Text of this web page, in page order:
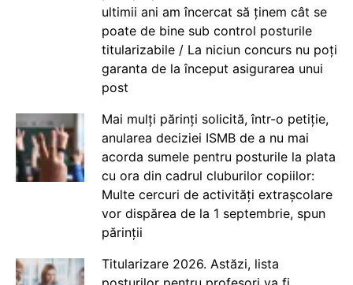
ultimii ani am încercat să ținem cât se
poate de bine sub control posturile
titularizabile / La niciun concurs nu poți
garanta de la început asigurarea unui
post
Mai mulți părinți solicită, într-o petiție,
anularea deciziei ISMB de a nu mai
acorda sumele pentru posturile la plata
cu ora din cadrul cluburilor copiilor:
Multe cercuri de activități extrașcolare
vor dispărea de la 1 septembrie, spun
părinții
Titularizare 2026. Astăzi, lista